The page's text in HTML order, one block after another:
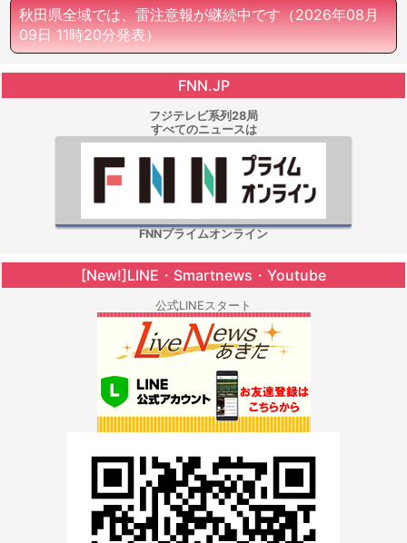
秋田県全域では、雷注意報が継続中です（2026年08月
09日 11時20分発表）
FNN.JP
フジテレビ系列28局
すべてのニュースは
FNNプライムオンライン
[New!]LINE・Smartnews・Youtube
公式LINEスタート